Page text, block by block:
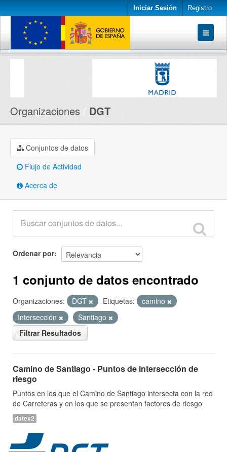
Iniciar Sesión Registro
Conjuntos de datos
Organizaciones DGT
Conjuntos de datos
Flujo de Actividad
Acerca de
Ordenar por
1 conjunto de datos encontrado
Organizaciones: DGT Etiquetas:
camino
Intersección
Santiago
Filtrar Resultados
Camino de Santiago - Puntos de intersección de
riesgo
Puntos en los que el Camino de Santiago intersecta con la red
de Carreteras y en los que se presentan factores de riesgo
datex2